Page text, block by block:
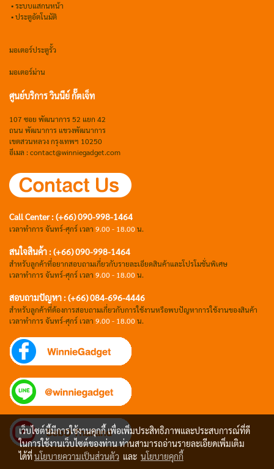
• ระบบแสกนหน้า
• ประตูอัตโนมัติ
มอเตอร์ประตูรั้ว
มอเตอร์ม่าน
ศูนย์บริการ วินนีย์ กั๊ตเจ็ท
107 ซอย พัฒนาการ 52 แยก 42
ถนน พัฒนาการ แขวงพัฒนาการ
เขตสวนหลวง กรุงเทพฯ 10250
อีเมล : contact@winniegadget.com
Call Center : (+66) 090-998-1464
เวลาทำการ จันทร์-ศุกร์ เวลา 9.00 - 18.00 น.
สนใจสินค้า : (+66) 090-998-1464
สำหรับลูกค้าที่อยากสอบถามเกี่ยวกับรายละเอียดสินค้าและโปรโมชั่นพิเศษ
เวลาทำการ จันทร์-ศุกร์ เวลา 9.00 - 18.00 น.
สอบถามปัญหา : (+66)084-696-4446
สำหรับลูกค้าที่ต้องการสอบถามเกี่ยวกับการใช้งานหรือพบปัญหาการใช้งานของสินค้า
เวลาทำการ จันทร์-ศุกร์ เวลา 9.00 - 18.00 น.
เว็บไซต์นี้มีการใช้งานคุกกี้ เพื่อเพิ่มประสิทธิภาพและประสบการณ์ที่ดี
ในการใช้งานเว็บไซต์ของท่าน ท่านสามารถอ่านรายละเอียดเพิ่มเติม
ได้ที่นโยบายความเป็นส่วนตัว และ นโยบายคุกกี้